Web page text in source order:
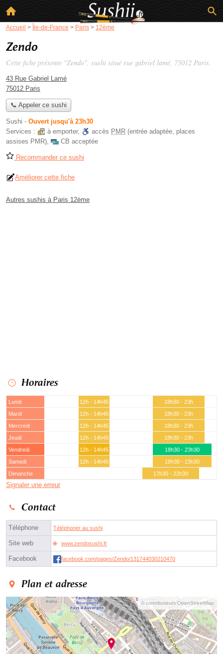
Accueil > Île-de-France > Paris > 12ème
Zendo
Cette fiche présente "Zendo", sushi situé rue gabriel lamé, 75012 Paris.
43 Rue Gabriel Lamé
75012 Paris
📞 Appeler ce sushi
Sushi - Ouvert jusqu'à 23h30
Services :
à emporter, accès PMR (entrée adaptée, places
assises PMR), CB acceptée
Recommander ce sushi
Améliorer cette fiche
Autres sushis à Paris 12ème
Horaires
Lundi 12h - 14h45
18h30 - 23h
Mardi
12h - 14h45
18h30 - 23h
Mercredi
12h - 14h45
18h30 - 23h
Jeudi
12h - 14h45
18h30 - 23h
Vendredi
12h - 14h45
18h30 - 23h30
Samedi
12h - 14h45
18h30 - 23h30
Dimanche
17h30 - 22h30
Signaler une erreur
Contact
Téléphone Téléphoner au sushi
Site web www.zendosushi.fr
Facebook facebook.com/pages/Zendo/131744030210470
Plan et adresse
© contributeurs OpenStreetMap